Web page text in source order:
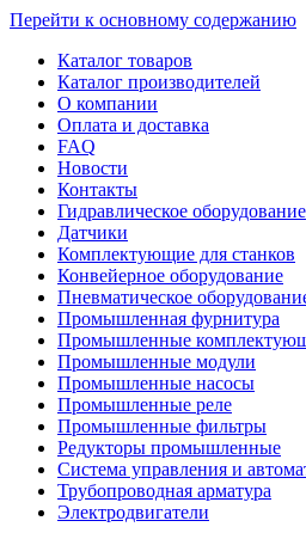
Перейти к основному содержанию
Каталог товаров
Каталог производителей
О компании
Оплата и доставка
FAQ
Новости
Контакты
Гидравлическое оборудование
Датчики
Комплектующие для станков
Конвейерное оборудование
Пневматическое
Промышленная фурнитура
Промышленные
Промышленные модули
Промышленные насосы
Промышленные реле
Промышленные фильтры
Редукторы промышленные
Система управления и
Трубопроводная арматура
Электродвигатели